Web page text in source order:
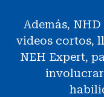
Además,
videos cortos,
NEH Expert,
involucrar